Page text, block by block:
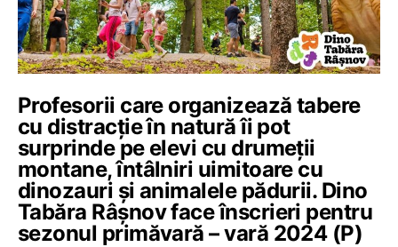
Profesorii care organizează tabere
cu distracție în natură îi pot
surprinde pe elevi cu drumeții
montane, întâlniri uimitoare cu
dinozauri și animalele pădurii. Dino
Tabăra Râșnov face înscrieri pentru
sezonul primăvară – vară 2024 (P)